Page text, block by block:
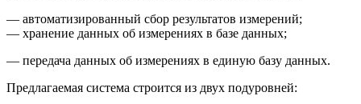
— автоматизированный сбор результатов измерений;
— хранение данных об измерениях в базе данных;
— передача данных об измерениях в единую базу данных.
Предлагаемая система строится из двух подуровней: